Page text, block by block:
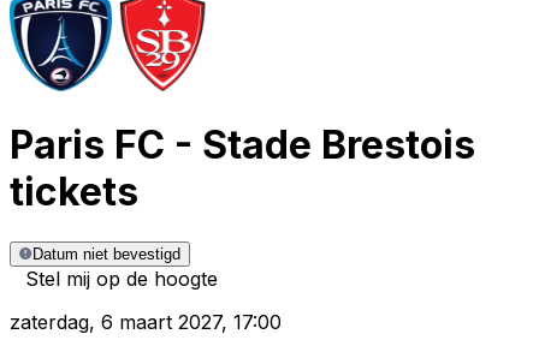
Paris FC - Stade Brestois
tickets
Datum niet bevestigd
Stel mij op de hoogte
zaterdag, 6 maart 2027, 17:00